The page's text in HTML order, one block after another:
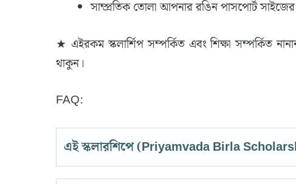
সাম্প্রতিক তোলা আপনার রঙিন পাসপোর্ট সাইজের
★ এইরকম স্কলার্শিপ সম্পর্কিত এবং শিক্ষা সম্পর্কিত
থাকুন।
FAQ:
এই স্কলারশিপে (Priyamvada Birla